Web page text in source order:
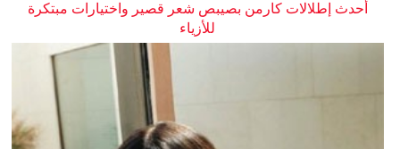
أحدث إطلالات كارمن بصيبص شعر قصير واختيارات مبتكرة
للأزياء